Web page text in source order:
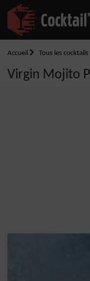
Accueil Tous les
Virgin Mojito